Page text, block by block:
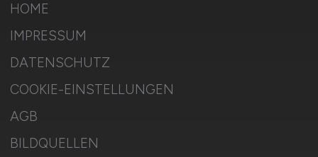
HOME
IMPRESSUM
DATENSCHUTZ
COOKIE-EINSTELLUNGEN
AGB
BILDQUELLEN